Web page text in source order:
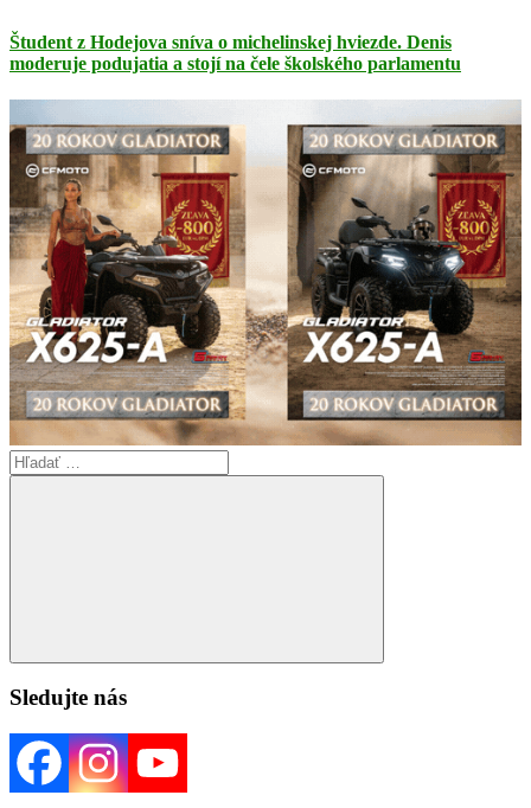
Študent z Hodejova sníva o michelinskej hviezde. Denis
moderuje podujatia a stojí na čele školského parlamentu
Search
for:
Search
Sledujte nás